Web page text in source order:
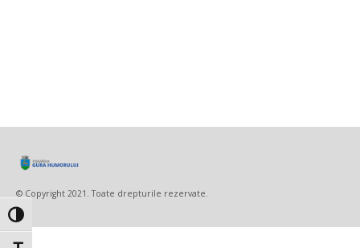
Toggle High Contrast
© Copyright 2021. Toate drepturile rezervate.